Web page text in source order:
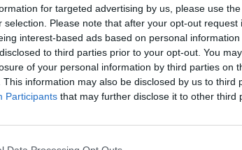
for targeted advertising by us, please use
selection. Please note that after your opt-out request
interest-based ads based on personal
to third parties prior to your opt-out. You
of your personal information by third parties on
This information may also be disclosed by us to third
Participants that may further disclose it to other third
perfum Lattafa w
Polskę!
Lattafa? Przede wszystkim